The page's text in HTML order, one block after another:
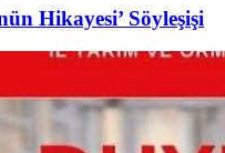
Hikayesi’ Söyleşişi